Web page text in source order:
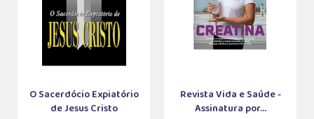
O Sacerdócio Expiatório
de Jesus Cristo
Revista Vida e Saúde -
Assinatura por...